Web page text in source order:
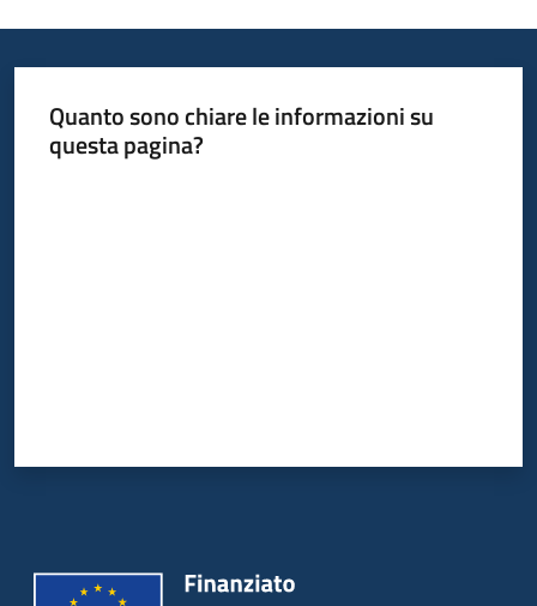
Quanto sono chiare le informazioni su
questa pagina?